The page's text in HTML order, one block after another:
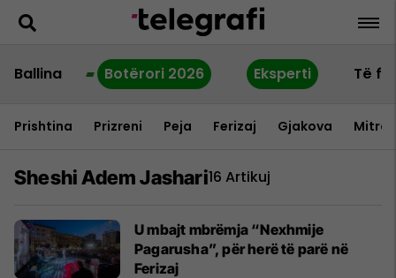
Ballina Botërori 2026 Eksperti Të
Prishtina Prizreni Peja Ferizaj Gjakova
Sheshi Adem Jashari16 Artikuj
U mbajt mbrëmja “Nexhmije
Pagarusha”, për herë të parë në
Ferizaj